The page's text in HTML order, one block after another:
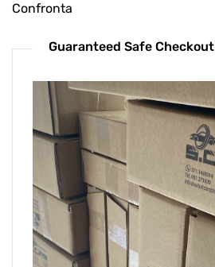
Confronta
Guaranteed Safe Checkout